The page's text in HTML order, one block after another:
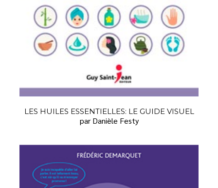
LES HUILES ESSENTIELLES: LE GUIDE VISUEL
par Danièle Festy